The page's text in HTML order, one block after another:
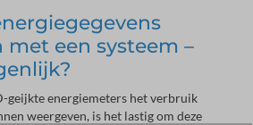
met een systeem –
geijkte energiemeters het verbruik
weergeven, is het lastig om deze